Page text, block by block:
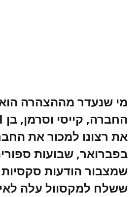
מי שנעדר מההצהרה
בפברואר, שבועות
שמצבור הודעות סקסיות
ששלח למקסוול עלה